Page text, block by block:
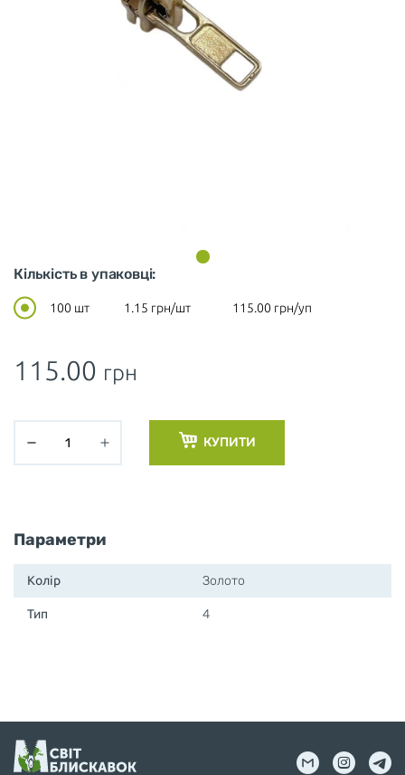
Кількість в упаковці:
100 шт 1.15 грн/шт 115.00 грн/уп
115.00 грн
КУПИТИ
Параметри
Колір Золото
Тип 4